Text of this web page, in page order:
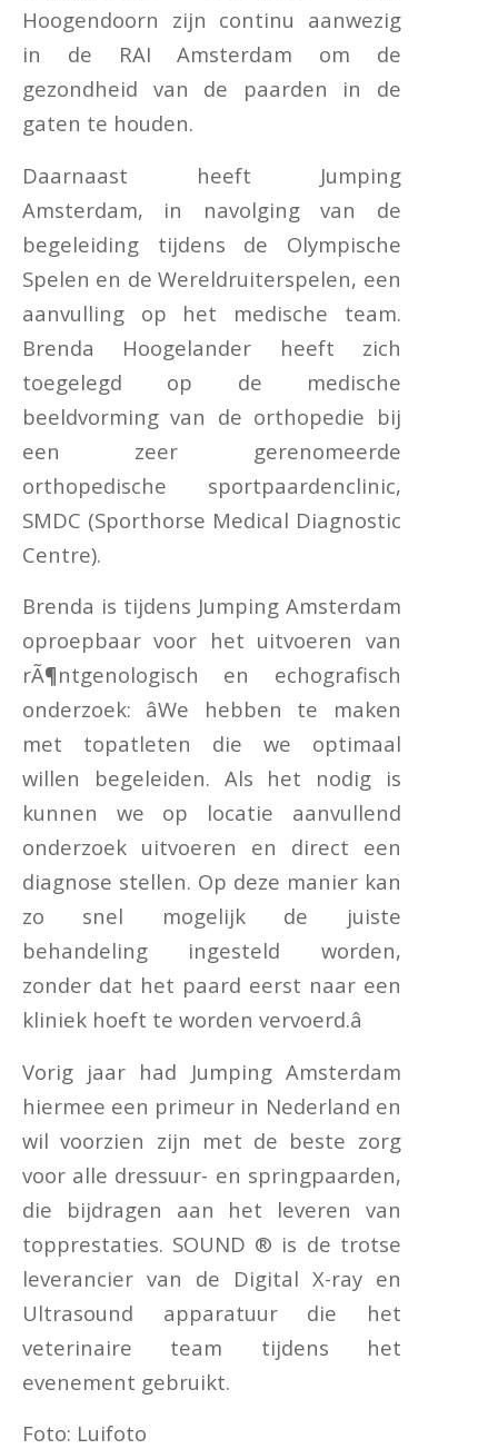
Hoogendoorn zijn continu aanwezig
in de RAI Amsterdam om de
gezondheid van de paarden in de
gaten te houden.
Daarnaast heeft Jumping
Amsterdam, in navolging van de
begeleiding tijdens de Olympische
Spelen en de Wereldruiterspelen, een
aanvulling op het medische team.
Brenda Hoogelander heeft zich
toegelegd op de medische
beeldvorming van de orthopedie bij
een zeer gerenomeerde
orthopedische sportpaardenclinic,
SMDC (Sporthorse Medical Diagnostic
Centre).
Brenda is tijdens Jumping Amsterdam
oproepbaar voor het uitvoeren van
rÃ¶ntgenologisch en echografisch
onderzoek: âWe hebben te maken
met topatleten die we optimaal
willen begeleiden. Als het nodig is
kunnen we op locatie aanvullend
onderzoek uitvoeren en direct een
diagnose stellen. Op deze manier kan
zo snel mogelijk de juiste
behandeling ingesteld worden,
zonder dat het paard eerst naar een
kliniek hoeft te worden vervoerd.â
Vorig jaar had Jumping Amsterdam
hiermee een primeur in Nederland en
wil voorzien zijn met de beste zorg
voor alle dressuur- en springpaarden,
die bijdragen aan het leveren van
topprestaties. SOUND ® is de trotse
leverancier van de Digital X-ray en
Ultrasound apparatuur die het
veterinaire team tijdens het
evenement gebruikt.
Foto: Luifoto